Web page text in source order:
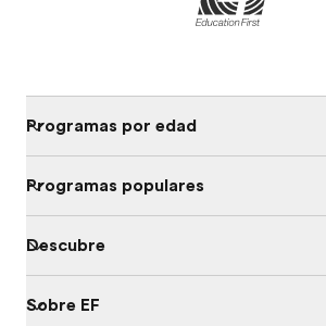
Programas por edad
Programas populares
Descubre
Sobre EF